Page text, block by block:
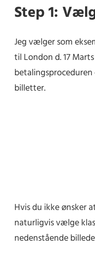
Step 1:
Jeg vælger som
til London d. 17
billetter.
Hvis du ikke ønsker
naturligvis vælge
nedenstående